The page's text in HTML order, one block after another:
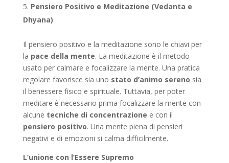
Pensiero Positivo e Meditazione (Vedanta e
Dhyana)
Il pensiero positivo e la meditazione sono le chiavi per
la pace della mente. La meditazione è il metodo
usato per calmare e focalizzare la mente. Una pratica
regolare favorisce sia uno stato d’animo sereno sia
il benessere fisico e spirituale. Tuttavia, per poter
meditare è necessario prima focalizzare la mente con
alcune tecniche di concentrazione e con il
pensiero positivo. Una mente piena di pensieri
negativi e di emozioni si calma difficilmente.
L’unione con l’Essere Supremo